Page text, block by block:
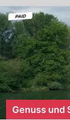
Genuss und